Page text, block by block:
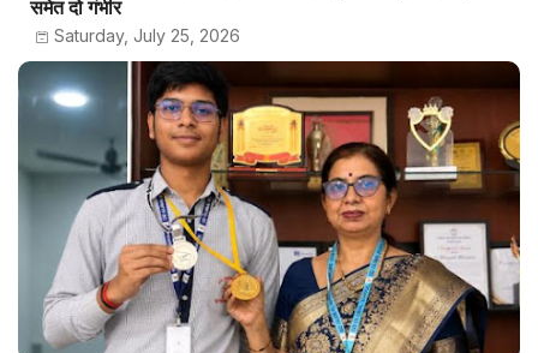
समेत दो गंभीर
Saturday, July 25, 2026